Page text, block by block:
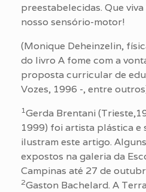
preestabelecidas. Que
nosso sensório-motor!
(Monique Deheinzelin,
do livro A fome com a
proposta curricular de
Vozes, 1996 -, entre
1 Gerda Brentani
1999) foi artista plástica e
ilustram este artigo.
expostos na galeria da
Campinas até 27 de
2Gaston Bachelard. A